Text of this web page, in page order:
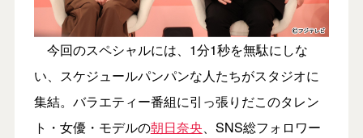
今回のスペシャルには、1分1秒を無駄にしな
い、スケジュールパンパンな人たちがスタジオに
集結。バラエティー番組に引っ張りだこのタレン
ト・女優・モデルの朝日奈央、SNS総フォロワー